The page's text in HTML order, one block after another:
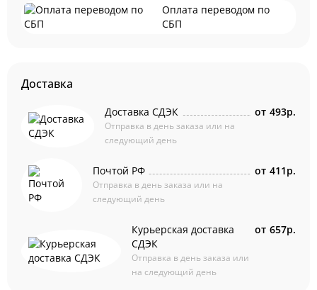
Оплата переводом по
СБП
Доставка
Доставка СДЭК
Отправка в день заказа или на
следующий день
от 493р.
Почтой РФ
Отправка в день заказа или на
следующий день
от 411р.
Курьерская доставка
СДЭК
Отправка в день заказа или
на следующий день
от 657р.